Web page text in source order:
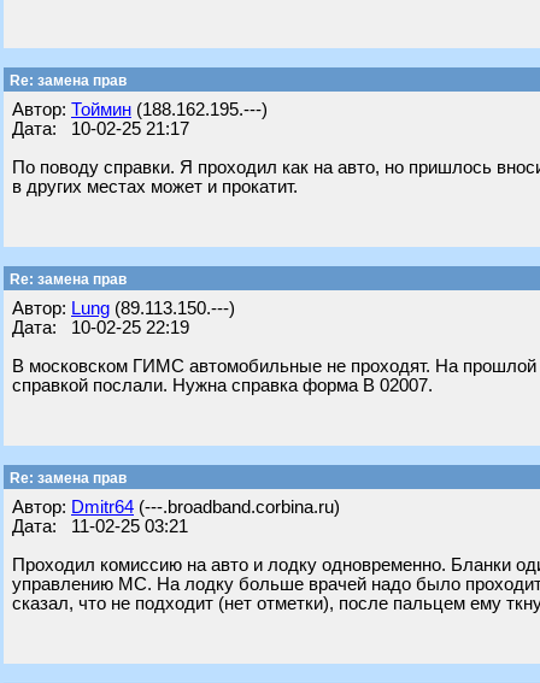
Re: замена прав
Автор: Тоймин (188.162.195.---)
Дата: 10-02-25 21:17
По поводу справки. Я проходил как на авто, но пришлось
в других местах может и прокатит.
Re: замена прав
Автор: Lung (89.113.150.---)
Дата: 10-02-25 22:19
В московском ГИМС автомобильные не проходят. На
справкой послали. Нужна справка форма В 02007.
Re: замена прав
Автор: Dmitr64 (---.broadband.corbina.ru)
Дата: 11-02-25 03:21
Проходил комиссию на авто и лодку одновременно. Бланки
управлению МС. На лодку больше врачей надо было
сказал, что не подходит (нет отметки), после пальцем ему